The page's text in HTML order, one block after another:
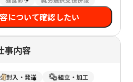
について確認したい
事内容
封入・発送
組立・加工